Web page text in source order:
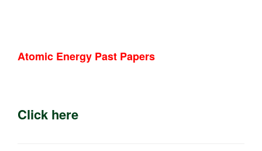
Atomic Energy Past Papers
Click here